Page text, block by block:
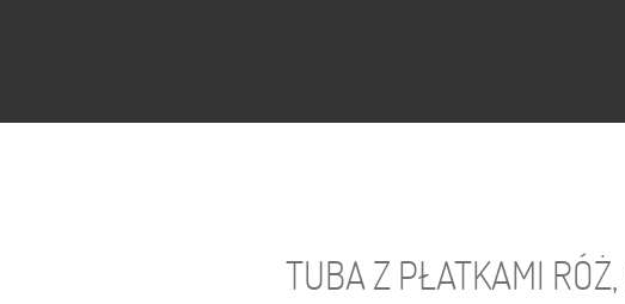
TUBA Z PŁATKAMI